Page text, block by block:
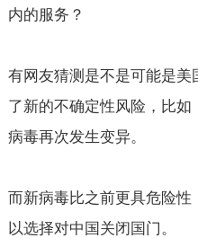
内的服务？
有网友猜测是不是可能是
了新的不确定性风险，比
病毒再次发生变异。
而新病毒比之前更具危险
以选择对中国关闭国门。